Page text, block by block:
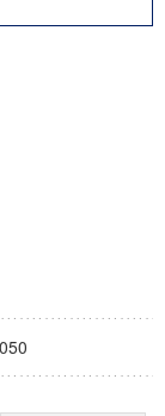
成熟社会発展のサ